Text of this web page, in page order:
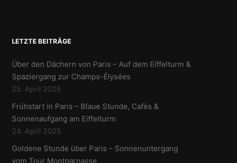
LETZTE BEITRÄGE
Über den Dächern von Paris – Auf dem Eiffelturm &
Spaziergang zur Champs-Élysées
25. April 2025
Frühstart in Paris – Blaue Stunde, Cafés &
Sonnenaufgang am Eiffelturm
24. April 2025
Goldene Stunde über Paris – Sonnenuntergang
vom Tour Montparnasse